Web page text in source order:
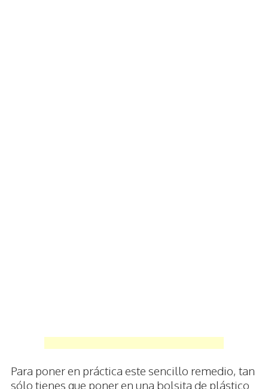
Para poner en práctica este sencillo remedio, tan
sólo tienes que poner en una bolsita de plástico